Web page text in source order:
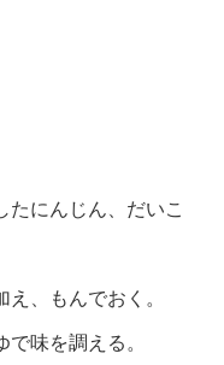
にんじん、だいこ
、もんでおく。
味を調える。